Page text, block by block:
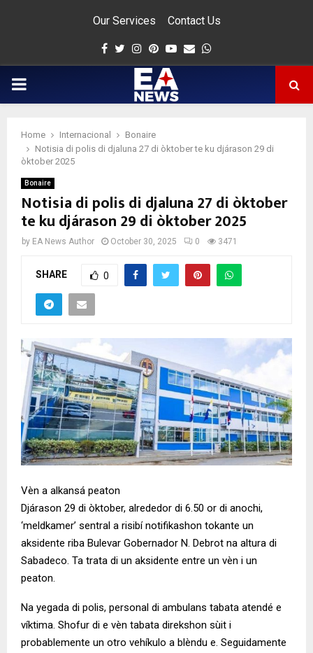
Our Services Contact Us
Facebook
Twitter
Instagram
Pinterest
Youtube
Email
PRIMARY
Home Internacional
Bonaire
Notisia di polis di djaluna 27 di òktober te ku djárason 29 di
òktober 2025
Bonaire
Notisia di polis di djaluna 27 di òktober
te ku djárason 29 di òktober 2025
by EA News Author October 30, 2025 0 3471
SHARE 0
Vèn a alkansá peaton
Djárason 29 di òktober, alrededor di 6.50 or di anochi,
‘meldkamer’ sentral a risibí notifikashon tokante un
aksidente riba Bulevar Gobernador N. Debrot na altura di
Sabadeco. Ta trata di un aksidente entre un vèn i un
peaton.
Na yegada di polis, personal di ambulans tabata atendé e
víktima. Shofur di e vèn tabata direkshon sùit i
probablemente un otro vehíkulo a blèndu e. Seguidamente